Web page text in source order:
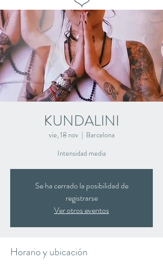
KUNDALINI
vie, 18 nov
  |
Barcelona
Intensidad media
Se ha cerrado la posibilidad de
registrarse
Ver otros eventos
Horario y ubicación